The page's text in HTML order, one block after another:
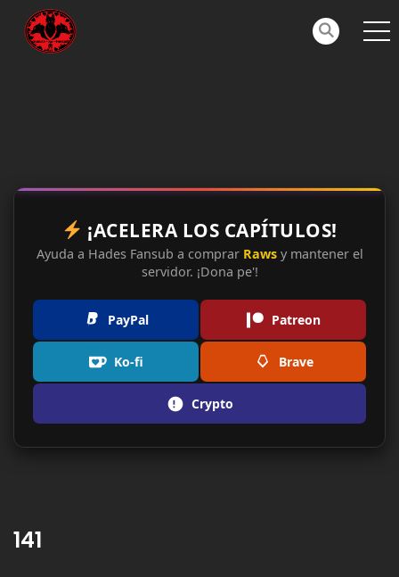
¡ACELERA LOS CAPÍTULOS!
Ayuda a Hades Fansub a comprar Rawsy mantener el
servidor. ¡Dona pe'!
PayPal Patreon
Ko-fi Brave
Crypto
141